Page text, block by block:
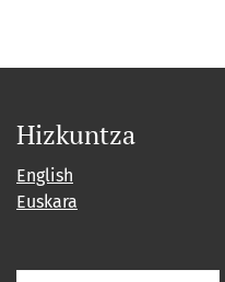
Hizkuntza
English
Euskara